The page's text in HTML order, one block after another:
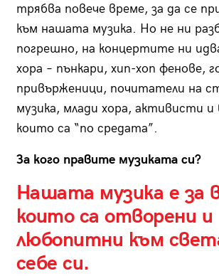
трябва повече време, за да се
към нашата музика. Но не ни
погрешно, на концертите ни
хора – пънкари, хип-хоп фенове,
привърженици, почитатели на
музика, млади хора, активисти и
които са “по средата”.
За кого правите музиката си?
Нашата музика е за
които са отворени и
любопитни към
себе си.